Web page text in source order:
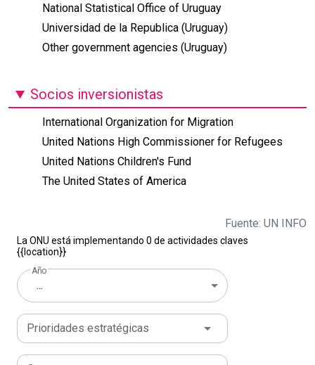
National Statistical Office of Uruguay
Universidad de la Republica (Uruguay)
Other government agencies (Uruguay)
Socios inversionistas
International Organization for Migration
United Nations High Commissioner for Refugees
United Nations Children's Fund
The United States of America
Fuente: UN INFO
La ONU está implementando 0 de actividades claves
{{location}}
Año
...
Prioridades estratégicas